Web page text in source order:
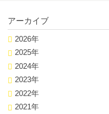
アーカイブ
2026年
2025年
2024年
2023年
2022年
2021年